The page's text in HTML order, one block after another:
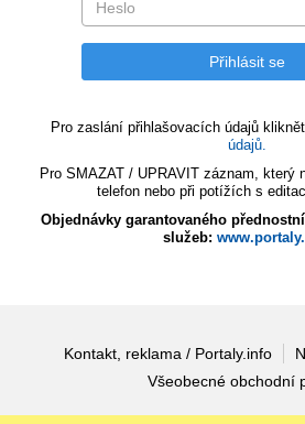
Pro zaslání přihlašovacích údajů
údajů.
Pro SMAZAT / UPRAVIT záznam, který
telefon nebo při potížích s
Objednávky garantovaného
služeb:
Kontakt, reklama / Portaly.info
Všeobecné obchodní